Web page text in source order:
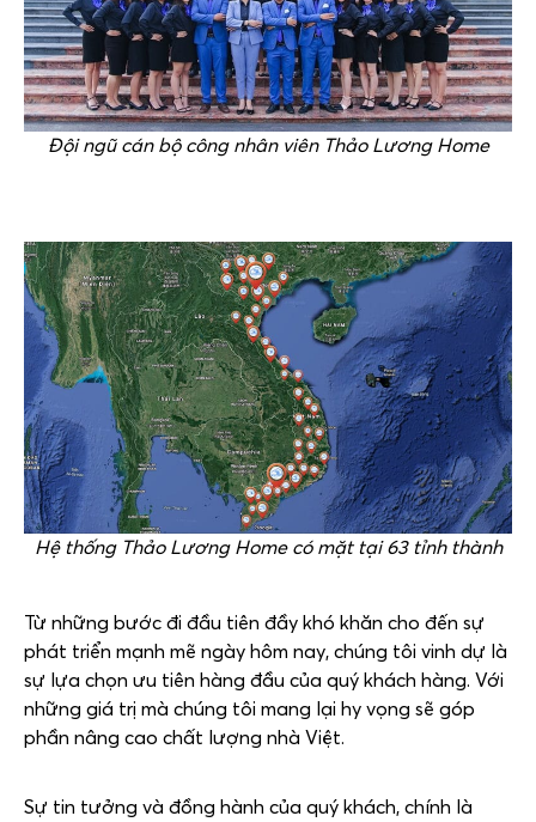
Đội ngũ cán bộ công nhân viên Thảo Lương Home
Hệ thống Thảo Lương Home có mặt tại 63 tỉnh thành
Từ những bước đi đầu tiên đầy khó khăn cho đến sự
phát triển mạnh mẽ ngày hôm nay, chúng tôi vinh dự là
sự lựa chọn ưu tiên hàng đầu của quý khách hàng. Với
những giá trị mà chúng tôi mang lại hy vọng sẽ góp
phần nâng cao chất lượng nhà Việt.
Sự tin tưởng và đồng hành của quý khách, chính là